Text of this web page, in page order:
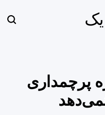
پرچمداری